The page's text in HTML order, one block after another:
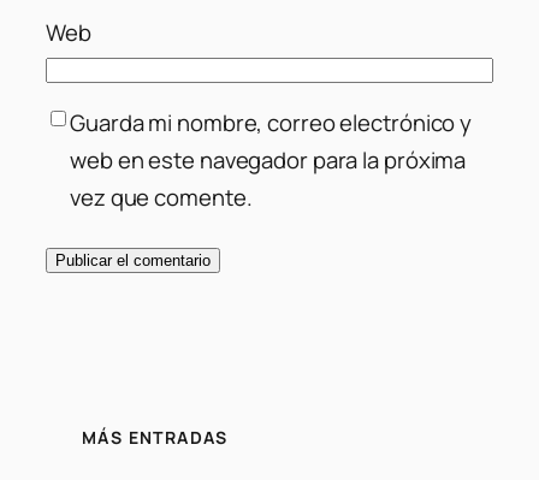
Web
Guarda mi nombre, correo electrónico y
web en este navegador para la próxima
vez que comente.
MÁS ENTRADAS